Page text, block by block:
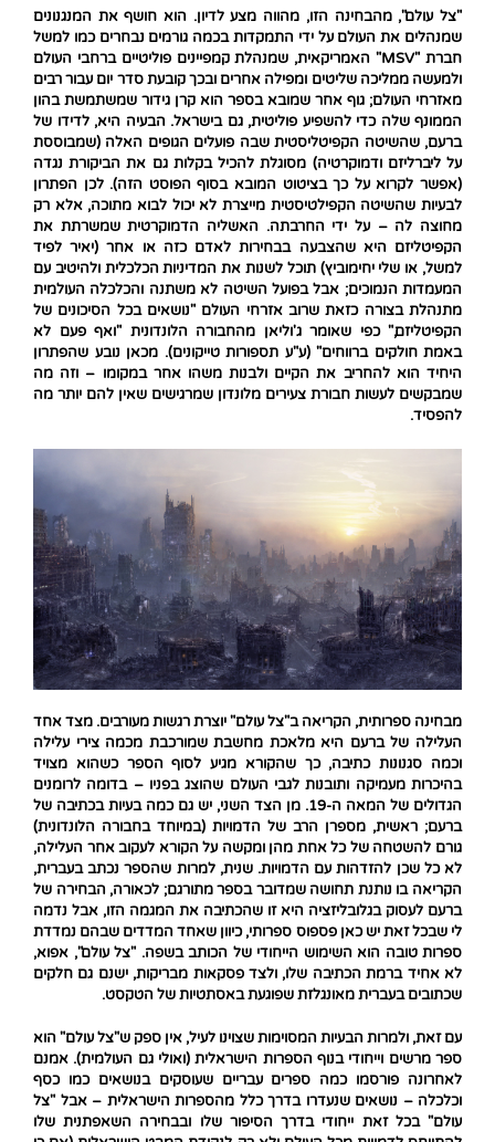
"צל עולם", מהבחינה הזו, מהווה מצע לדיון. הוא חושף את המנגנונים
שמנהלים את העולם על ידי התמקדות בכמה גורמים נבחרים כמו למשל
חברת "MSV" האמריקאית, שמנהלת קמפיינים פוליטיים ברחבי העולם
ולמעשה ממליכה שליטים ומפילה אחרים ובכך קובעת סדר יום עבור רבים
מאזרחי העולם; גוף אחר שמובא בספר הוא קרן גידור שמשתמשת בהון
הממונף שלה כדי להשפיע פוליטית, גם בישראל. הבעיה היא, לדידו של
ברעם, שהשיטה הקפיטליסטית שבה פועלים הגופים האלה (שמבוססת
על ליברליזם ודמוקרטיה) מסוגלת להכיל בקלות גם את הביקורת נגדה
(אפשר לקרוא על כך בציטוט המובא בסוף הפוסט הזה). לכן הפתרון
לבעיות שהשיטה הקפילטיסטית מייצרת לא יכול לבוא מתוכה, אלא רק
מחוצה לה – על ידי החרבתה. האשליה הדמוקרטית שמשרתת את
הקפיטליזם היא שהצבעה בבחירות לאדם כזה או אחר (יאיר לפיד
למשל, או שלי יחימוביץ) תוכל לשנות את המדיניות הכלכלית ולהיטיב עם
המעמדות הנמוכים; אבל בפועל השיטה לא משתנה והכלכלה העולמית
מתנהלת בצורה כזאת שרוב אזרחי העולם "נושאים בכל הסיכונים של
הקפיטליזם," כפי שאומר ג'וליאן מהחבורה הלונדונית "ואף פעם לא
באמת חולקים ברווחים" (ע"ע תספורות טייקונים). מכאן נובע שהפתרון
היחיד הוא להחריב את הקיים ולבנות משהו אחר במקומו – וזה מה
שמבקשים לעשות חבורת צעירים מלונדון שמרגישים שאין להם יותר מה
להפסיד.
מבחינה ספרותית, הקריאה ב"צל עולם" יוצרת רגשות מעורבים. מצד אחד
העלילה של ברעם היא מלאכת מחשבת שמורכבת מכמה צירי עלילה
וכמה סגנונות כתיבה, כך שהקורא מגיע לסוף הספר כשהוא מצויד
בהיכרות מעמיקה ותובנות לגבי העולם שהוצג בפניו – בדומה לרומנים
הגדולים של המאה ה-19. מן הצד השני, יש גם כמה בעיות בכתיבה של
ברעם; ראשית, מספרן הרב של הדמויות (במיוחד בחבורה הלונדונית)
גורם להשטחה של כל אחת מהן ומקשה על הקורא לעקוב אחר העלילה,
לא כל שכן להזדהות עם הדמויות. שנית, למרות שהספר נכתב בעברית,
הקריאה בו נותנת תחושה שמדובר בספר מתורגם; לכאורה, הבחירה של
ברעם לעסוק בגלובליזציה היא זו שהכתיבה את המגמה הזו, אבל נדמה
לי שבכל זאת יש כאן פספוס ספרותי, כיוון שאחד המדדים שבהם נמדדת
ספרות טובה הוא השימוש הייחודי של הכותב בשפה. "צל עולם", אפוא,
לא אחיד ברמת הכתיבה שלו, ולצד פסקאות מבריקות, ישנם גם חלקים
שכתובים בעברית מאונגלזת שפוגעת באסתטיות של הטקסט.
עם זאת, ולמרות הבעיות המסוימות שצוינו לעיל, אין ספק ש"צל עולם" הוא
ספר מרשים וייחודי בנוף הספרות הישראלית (ואולי גם העולמית). אמנם
לאחרונה פורסמו כמה ספרים עבריים שעוסקים בנושאים כמו כסף
וכלכלה – נושאים שנעדרו בדרך כלל מהספרות הישראלית – אבל "צל
עולם" בכל זאת ייחודי בדרך הסיפור שלו ובבחירה השאפתנית שלו